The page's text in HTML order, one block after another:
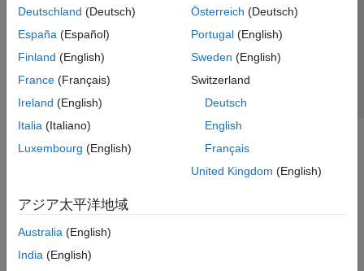
Deutschland (Deutsch)
España (Español)
Finland (English)
France (Français)
Ireland (English)
Italia (Italiano)
Luxembourg (English)
Österreich (Deutsch)
Portugal(English)
Sweden (English)
Switzerland
Deutsch
English
Français
United Kingdom (English)
アジア太平洋地域
Australia (English)
India (English)
© 1994-2026 The MathWorks, Inc.